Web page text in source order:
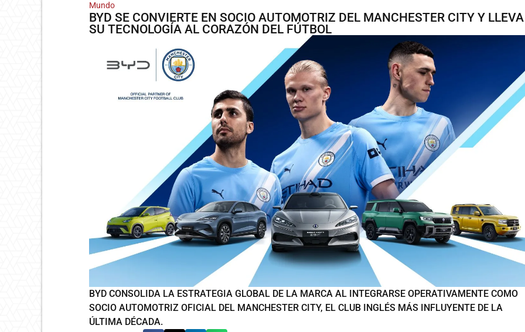
Mundo
BYD SE CONVIERTE EN SOCIO AUTOMOTRIZ DEL MANCHESTER CITY Y LLEVA
SU TECNOLOGÍA AL CORAZÓN DEL FÚTBOL
BYD CONSOLIDA LA ESTRATEGIA GLOBAL DE LA MARCA AL INTEGRARSE OPERATIVAMENTE COMO
SOCIO AUTOMOTRIZ OFICIAL DEL MANCHESTER CITY, EL CLUB INGLÉS MÁS INFLUYENTE DE LA
ÚLTIMA DÉCADA.